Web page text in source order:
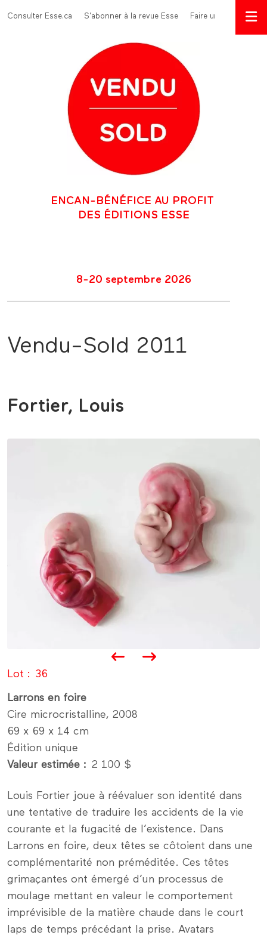
Menu Top
Consulter Esse.ca S'abonner à la revue Esse Faire un don
ENCAN-BÉNÉFICE AU PROFIT
DES ÉDITIONS ESSE
8-20 septembre 2026
Vendu-Sold 2011
Fortier, Louis
Lot 36
Larrons en foire
Cire microcristalline, 2008
69 x 69 x 14 cm
Édition unique
Valeur estimée
2 100 $
Louis Fortier joue à réévaluer son identité dans
une tentative de traduire les accidents de la vie
courante et la fugacité de l’existence. Dans
Larrons en foire, deux têtes se côtoient dans une
complémentarité non préméditée. Ces têtes
grimaçantes ont émergé d’un processus de
moulage mettant en valeur le comportement
imprévisible de la matière chaude dans le court
laps de temps précédant la prise. Avatars